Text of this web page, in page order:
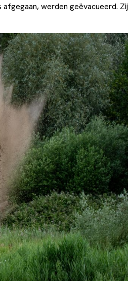
werden geëvacueerd. Zij